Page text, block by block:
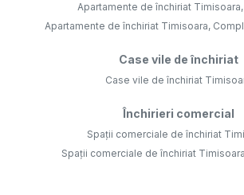
Apartamente de închiriat
Apartamente de închiriat Timisoara,
Case vile de închiriat
Case vile de închiriat
Închirieri comercial
Spații comerciale de închiriat
Spații comerciale de închiriat